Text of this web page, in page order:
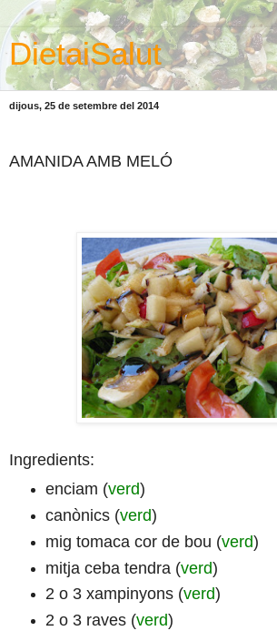
DietaiSalut
dijous, 25 de setembre del 2014
AMANIDA AMB MELÓ
Ingredients:
enciam (verd)
canònics (verd)
mig tomaca cor de bou (verd)
mitja ceba tendra (verd)
2 o 3 xampinyons (verd)
2 o 3 raves (verd)